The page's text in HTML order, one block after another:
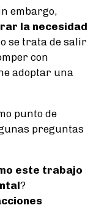
embargo,
la necesidad
se trata de salir
con
adoptar una
punto de
preguntas
este trabajo
?